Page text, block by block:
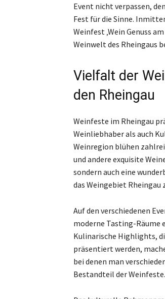
Event nicht verpassen,
Fest für die Sinne.
Weinfest ‚Wein Genuss
Weinwelt des Rheingaus
Vielfalt der
den Rheingau
Weinfeste im Rheingau
Weinliebhaber als auch
Weinregion blühen
und andere exquisite
sondern auch eine
das Weingebiet Rheingau
Auf den verschiedenen
moderne Tasting-Räume
Kulinarische Highlights,
präsentiert werden,
bei denen man
Bestandteil der Weinfeste.